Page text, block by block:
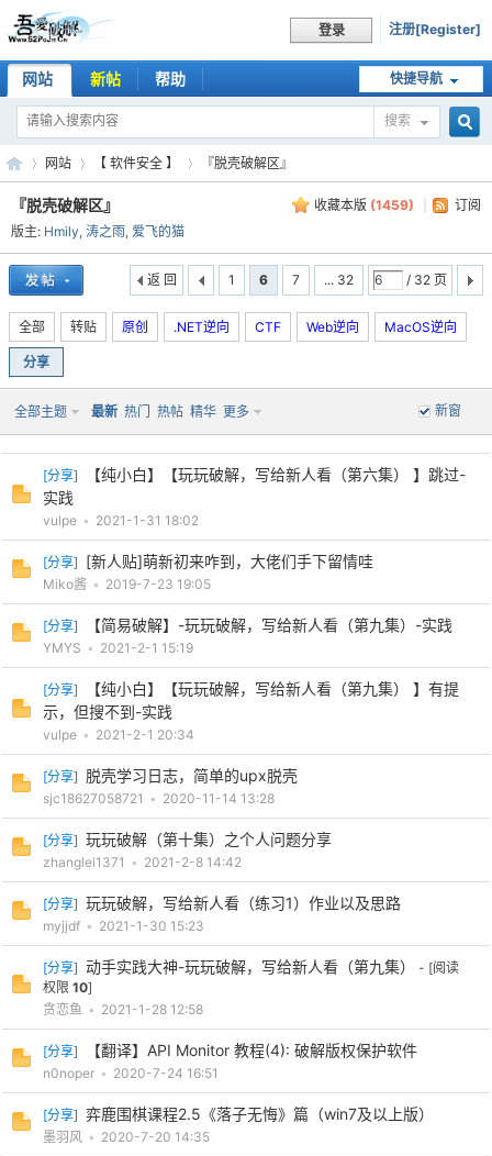
登录 注册[Register]
快捷导航
网站 新帖 帮助
搜索
吾
破
解
»
网站
›
【 软件安全 】
›
『脱壳破解区』
收藏本版 (1459) 订阅
『脱壳破解区』
版主: Hmily, 涛之雨, 爱飞的猫
1 6 7 ... 32 / 32 页
返 回
全部 转贴 原创 .NET逆向 CTF Web逆向 MacOS逆向
分享
新窗
全部主题 最新 热门 热帖 精华 更多
[分享]
【纯小白】【玩玩破解，写给新人看（第六集） 】跳过-
实践
vulpe • 2021-1-31 18:02
[分享] [新人贴]萌新初来咋到，大佬们手下留情哇
Miko酱 • 2019-7-23 19:05
[分享] 【简易破解】-玩玩破解，写给新人看（第九集）-实践
YMYS • 2021-2-1 15:19
[分享]
【纯小白】【玩玩破解，写给新人看（第九集） 】有提
示，但搜不到-实践
vulpe • 2021-2-1 20:34
[分享] 脱壳学习日志，简单的upx脱壳
sjc18627058721 • 2020-11-14 13:28
[分享] 玩玩破解（第十集）之个人问题分享
zhanglei1371 • 2021-2-8 14:42
[分享] 玩玩破解，写给新人看（练习1）作业以及思路
myjjdf • 2021-1-30 15:23
[分享] 动手实践大神-玩玩破解，写给新人看（第九集）
- [阅读
权限 10]
贪恋鱼 • 2021-1-28 12:58
[分享] 【翻译】API Monitor 教程(4): 破解版权保护软件
n0noper • 2020-7-24 16:51
[分享] 弈鹿围棋课程2.5《落子无悔》篇（win7及以上版）
墨羽风 • 2020-7-20 14:35